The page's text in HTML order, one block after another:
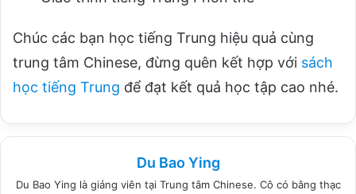
Chúc các bạn học tiếng Trung hiệu quả cùng
trung tâm Chinese, đừng quên kết hợp với sách
học tiếng Trung để đạt kết quả học tập cao nhé.
Du Bao Ying
Du Bao Ying là giảng viên tại Trung tâm Chinese. Cô có bằng thạc